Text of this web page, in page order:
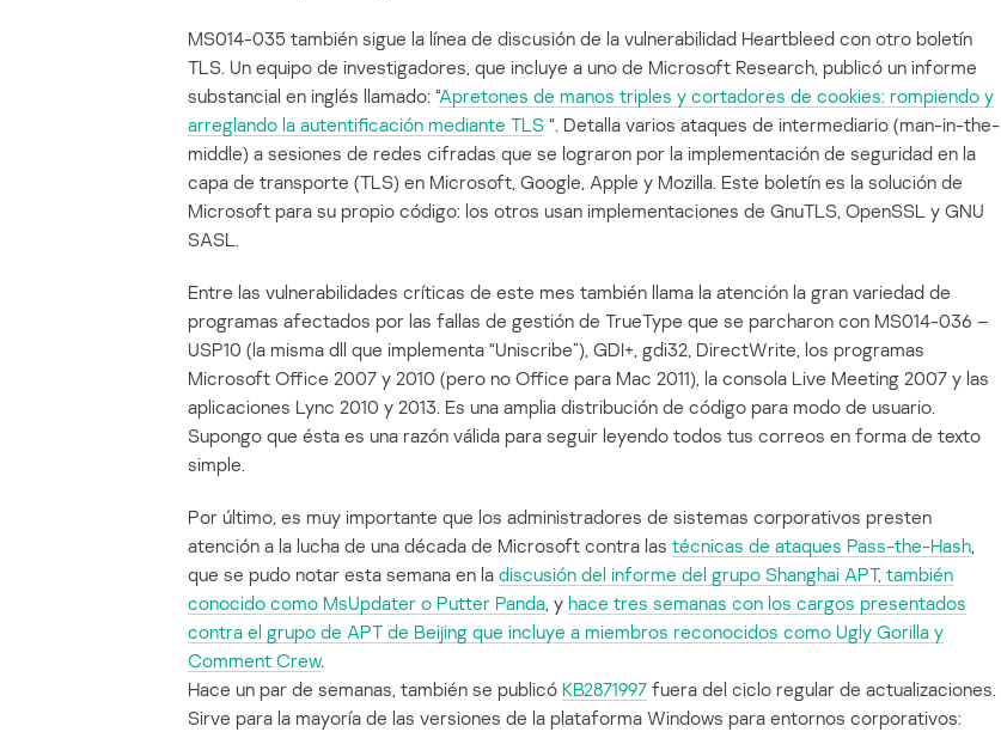
MS014-035 también sigue la línea de discusión de la vulnerabilidad Heartbleed con otro boletín
TLS. Un equipo de investigadores, que incluye a uno de Microsoft Research, publicó un informe
substancial en inglés llamado: “Apretones de manos triples y cortadores de cookies: rompiendo y
arreglando la autentificación mediante TLS “. Detalla varios ataques de intermediario (man-in-the-
middle) a sesiones de redes cifradas que se lograron por la implementación de seguridad en la
capa de transporte (TLS) en Microsoft, Google, Apple y Mozilla. Este boletín es la solución de
Microsoft para su propio código: los otros usan implementaciones de GnuTLS, OpenSSL y GNU
SASL.
Entre las vulnerabilidades críticas de este mes también llama la atención la gran variedad de
programas afectados por las fallas de gestión de TrueType que se parcharon con MS014-036 –
USP10 (la misma dll que implementa “Uniscribe”), GDI+, gdi32, DirectWrite, los programas
Microsoft Office 2007 y 2010 (pero no Office para Mac 2011), la consola Live Meeting 2007 y las
aplicaciones Lync 2010 y 2013. Es una amplia distribución de código para modo de usuario.
Supongo que ésta es una razón válida para seguir leyendo todos tus correos en forma de texto
simple.
Por último, es muy importante que los administradores de sistemas corporativos presten
atención a la lucha de una década de Microsoft contra las técnicas de ataques Pass-the-Hash,
que se pudo notar esta semana en la discusión del informe del grupo Shanghai APT, también
conocido como MsUpdater o Putter Panda, y hace tres semanas con los cargos presentados
contra el grupo de APT de Beijing que incluye a miembros reconocidos como Ugly Gorilla y
Comment Crew.
Hace un par de semanas, también se publicó KB2871997 fuera del ciclo regular de actualizaciones.
Sirve para la mayoría de las versiones de la plataforma Windows para entornos corporativos: